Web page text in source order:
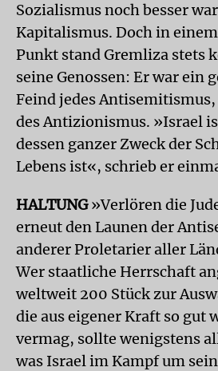
Sozialismus noch besser
Kapitalismus. Doch in
Punkt stand Gremliza stets
seine Genossen: Er war ein
Feind jedes
des Antizionismus. »Israel
dessen ganzer Zweck der
Lebens ist«, schrieb er
HALTUNG»Verlören die
erneut den Launen der
anderer Proletarier aller
Wer staatliche Herrschaft
weltweit 200 Stück zur
die aus eigener Kraft so gut
vermag, sollte wenigstens
was Israel im Kampf um